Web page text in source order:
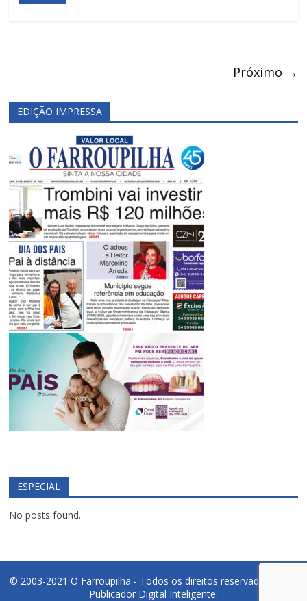
Próximo →
EDIÇÃO IMPRESSA
ESPECIAL
No posts found.
© 2003-2021 O Farroupilha - Todos os direitos reservados.
Publicador Digital Inteligente.